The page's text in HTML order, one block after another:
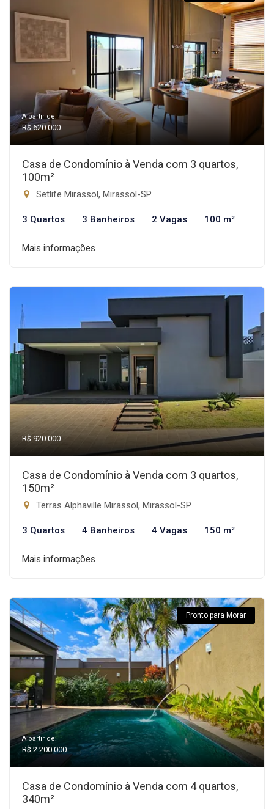
A partir de:
R$ 620.000
Casa de Condomínio à Venda com 3 quartos,
100m²
Setlife Mirassol, Mirassol-SP
3 Quartos 3 Banheiros 2 Vagas 100 m²
Mais informações
R$ 920.000
Casa de Condomínio à Venda com 3 quartos,
150m²
Terras Alphaville Mirassol, Mirassol-SP
3 Quartos 4 Banheiros 4 Vagas 150 m²
Mais informações
Pronto para Morar
A partir de:
R$ 2.200.000
Casa de Condomínio à Venda com 4 quartos,
340m²